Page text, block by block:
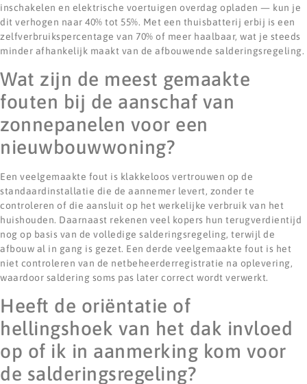
inschakelen en elektrische voertuigen overdag opladen — kun je
dit verhogen naar 40% tot 55%. Met een thuisbatterij erbij is een
zelfverbruikspercentage van 70% of meer haalbaar, wat je steeds
minder afhankelijk maakt van de afbouwende salderingsregeling.
Wat zijn de meest gemaakte
fouten bij de aanschaf van
zonnepanelen voor een
nieuwbouwwoning?
Een veelgemaakte fout is klakkeloos vertrouwen op de
standaardinstallatie die de aannemer levert, zonder te
controleren of die aansluit op het werkelijke verbruik van het
huishouden. Daarnaast rekenen veel kopers hun terugverdientijd
nog op basis van de volledige salderingsregeling, terwijl de
afbouw al in gang is gezet. Een derde veelgemaakte fout is het
niet controleren van de netbeheerderregistratie na oplevering,
waardoor saldering soms pas later correct wordt verwerkt.
Heeft de oriëntatie of
hellingshoek van het dak invloed
op of ik in aanmerking kom voor
de salderingsregeling?